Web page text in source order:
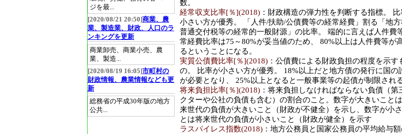
数。
経常収支比率[％](2018) ：財政構造の弾力性を判断する指標。
小さい方が優秀。 「人件/扶助/公債費等の経常経費」割る「地方
普通交付税等の経常的一般財源」の比率。 端的に言えば人件費
常経費比率は75～80%が妥当値のため、 80%以上は人件費等が
るということになる。
実質公債費比率[％](2018) ：公債費による財政負担の程度を示す
の。 比率が小さい方が優秀。 18%以上だと地方債の発行に国の
が必要となり、 25%以上となると一般事業等の起債が制限される
将来負担比率[％](2018) ：将来負担しなければならない負債（第
クターや公社の負債も含む）の割合のこと。数字が大きいこと
来世代の負債が大きいこと（財政が不健全）を示し、数字が小
とは将来世代の負債が小さいこと（財政が健全）を示す
ラスパイレス指数(2018) ：地方公務員と国家公務員の平均給与
ジを最...
[2020/08/21 20:50]商業、農
業、製造業、財政、人口のラ
ンキングを更新
商業卸売、商業小売、農
業、製造...
[2020/08/19 16:05]市町村の
財政情報、農業情報なども更
新
総務省の平成30年版の地方
公共...